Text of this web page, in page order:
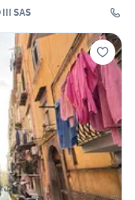
III SAS